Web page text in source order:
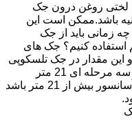
لختی روغن درون جک
باشد.ممکن است این
زمانی باید از جک
کنیم؟ جک های
کنند و این مقدار در جک تلسکوپی
تک مرحله ای 7 متر،دو مرحله ای 14 و سه مرحله ای 21 متر
است.در صورتی که ارتفاع محل نصب آسانسور بیش از 21 متر باشد